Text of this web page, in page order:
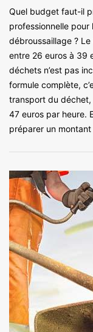
Quel budget faut-il
professionnelle
débroussaillage ?
entre 26 euros à 39
déchets n’est pas
formule complète,
transport du
47 euros par heure.
préparer un